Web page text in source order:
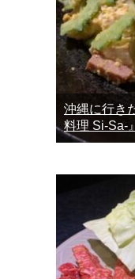
沖縄に行き
料理 Si-Sa-』